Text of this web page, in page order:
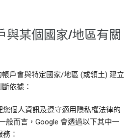
與某個國家/地區有關
戶會與特定國家/地區 (或領土) 建立
依據：
您個人資訊及遵守適用隱私權法律的
般而言，Google 會透過以下其中一
：